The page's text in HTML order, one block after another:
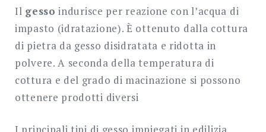
Il gesso indurisce per reazione con l’acqua di
impasto (idratazione). È ottenuto dalla cottura
di pietra da gesso disidratata e ridotta in
polvere. A seconda della temperatura di
cottura e del grado di macinazione si possono
ottenere prodotti diversi